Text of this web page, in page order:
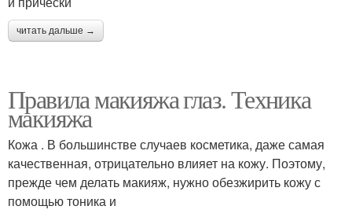
читать дальше →
Правила макияжа глаз. Техника
макияжа
Кожа . В большинстве случаев косметика, даже самая
качественная, отрицательно влияет на кожу. Поэтому,
прежде чем делать макияж, нужно обезжирить кожу с
помощью тоника и